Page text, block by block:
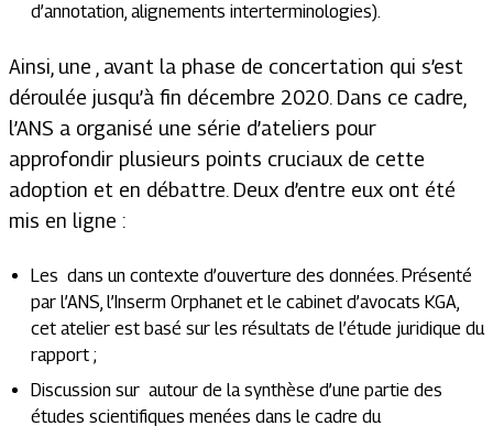
d’annotation, alignements interterminologies).
Ainsi, une , avant la phase de concertation qui s’est
déroulée jusqu’à fin décembre 2020. Dans ce cadre,
l’ANS a organisé une série d’ateliers pour
approfondir plusieurs points cruciaux de cette
adoption et en débattre. Deux d’entre eux ont été
mis en ligne :
Les dans un contexte d’ouverture des données. Présenté
par l’ANS, l’Inserm Orphanet et le cabinet d’avocats KGA,
cet atelier est basé sur les résultats de l’étude juridique du
rapport ;
Discussion sur autour de la synthèse d’une partie des
études scientifiques menées dans le cadre du